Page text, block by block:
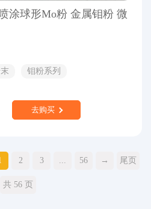
涂球形Mo粉 金属钼粉 微
钼粉系列
去购买
2 3 ... 56 → 尾页
共 56 页